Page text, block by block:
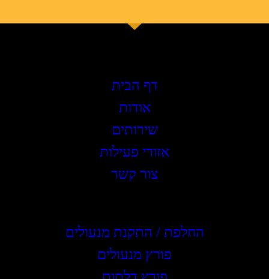
דף הבית
אודות
שירותים
אזורי פעילות
צור קשר
החלפת / התקנת מנעולים
פורץ מנעולים